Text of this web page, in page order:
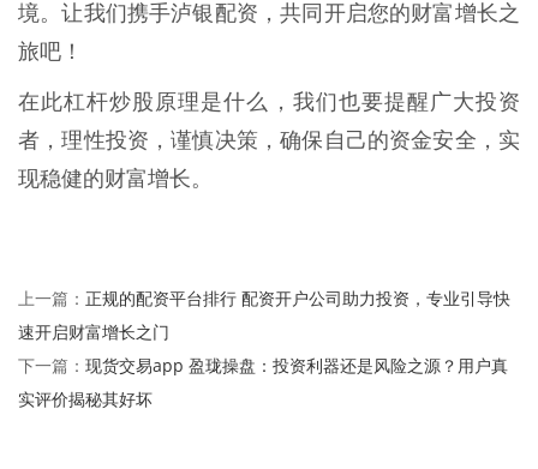
境。让我们携手泸银配资，共同开启您的财富增长之
旅吧！
在此杠杆炒股原理是什么，我们也要提醒广大投资
者，理性投资，谨慎决策，确保自己的资金安全，实
现稳健的财富增长。
上一篇： 正规的配资平台排行 配资开户公司助力投资，专业引导快
速开启财富增长之门
下一篇： 现货交易app 盈珑操盘：投资利器还是风险之源？用户真
实评价揭秘其好坏